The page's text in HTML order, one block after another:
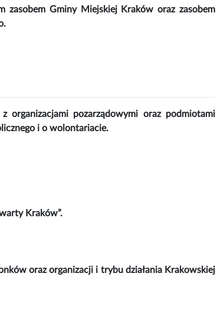
zasobem Gminy Miejskiej Kraków oraz zasobem
organizacjami pozarządowymi oraz podmiotami
i o wolontariacie.
Kraków”.
oraz organizacji i trybu działania Krakowskiej